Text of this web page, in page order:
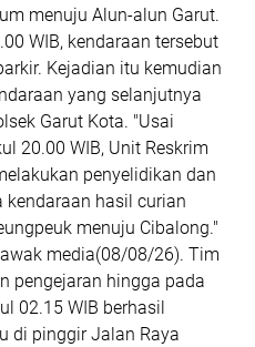
menuju Alun-alun Garut.
WIB, kendaraan tersebut
Kejadian itu kemudian
yang selanjutnya
Garut Kota. "Usai
20.00 WIB, Unit Reskrim
penyelidikan dan
hasil curian
menuju Cibalong."
media(08/08/26). Tim
pengejaran hingga pada
02.15 WIB berhasil
di pinggir Jalan Raya